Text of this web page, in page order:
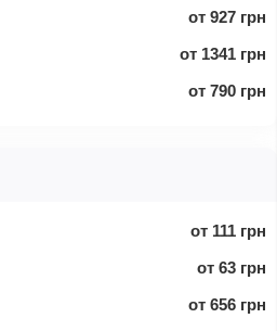
от 927 грн
от 1341 грн
от 790 грн
от 111 грн
от 63 грн
от 656 грн